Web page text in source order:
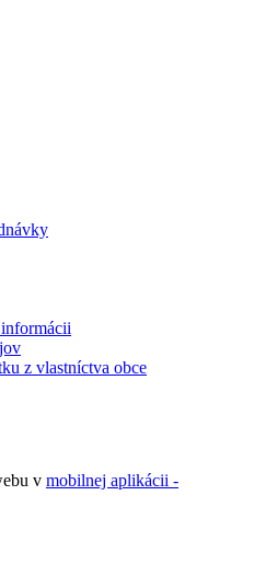
z vlastníctva obce
v mobilnej aplikácii -